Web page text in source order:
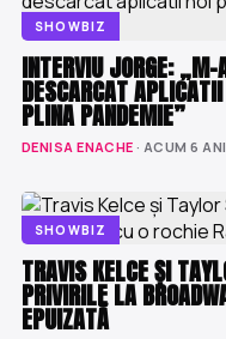
SHOWBIZ
INTERVIU JORGE:
DESCARCAT
PLINA PANDEMIE”
DENISA ENACHE · ACUM 6 ANI
SHOWBIZ
TRAVIS KELCE ȘI
PRIVIRILE LA
EPUIZATĂ